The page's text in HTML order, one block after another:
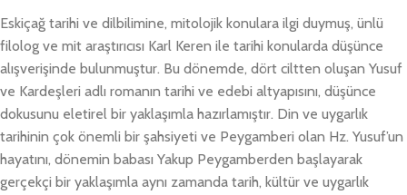
Eskiçağ tarihi ve dilbilimine, mitolojik konulara ilgi duymuş, ünlü
filolog ve mit araştırıcısı Karl Keren ile tarihi konularda düşünce
alışverişinde bulunmuştur. Bu dönemde, dört ciltten oluşan Yusuf
ve Kardeşleri adlı romanın tarihi ve edebi altyapısını, düşünce
dokusunu eletirel bir yaklaşımla hazırlamıştır. Din ve uygarlık
tarihinin çok önemli bir şahsiyeti ve Peygamberi olan Hz. Yusuf’un
hayatını, dönemin babası Yakup Peygamberden başlayarak
gerçekçi bir yaklaşımla aynı zamanda tarih, kültür ve uygarlık